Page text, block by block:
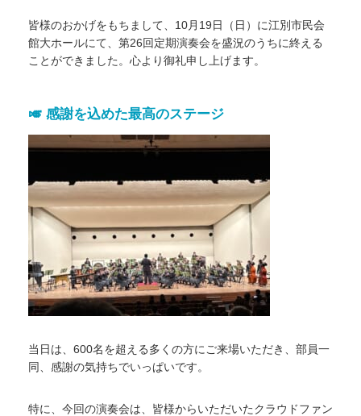
皆様のおかげをもちまして、10月19日（日）に江別市民会
館大ホールにて、第26回定期演奏会を盛況のうちに終える
ことができました。心より御礼申し上げます。
🎺 感謝を込めた最高のステージ
当日は、600名を超える多くの方にご来場いただき、部員一
同、感謝の気持ちでいっぱいです。
特に、今回の演奏会は、皆様からいただいたクラウドファン